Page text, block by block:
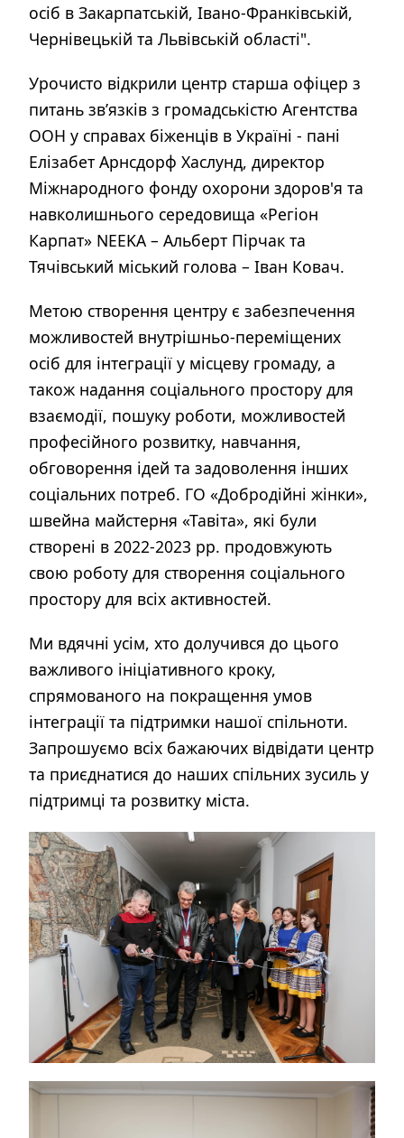
осіб в Закарпатській, Івано-Франківській,
Чернівецькій та Львівській області".
Урочисто відкрили центр старша офіцер з
питань зв’язків з громадськістю Агентства
ООН у справах біженців в Україні - пані
Елізабет Арнсдорф Хаслунд, директор
Міжнародного фонду охорони здоров'я та
навколишнього середовища «Регіон
Карпат» NEEKA – Альберт Пірчак та
Тячівський міський голова – Іван Ковач.
Метою створення центру є забезпечення
можливостей внутрішньо-переміщених
осіб для інтеграції у місцеву громаду, а
також надання соціального простору для
взаємодії, пошуку роботи, можливостей
професійного розвитку, навчання,
обговорення ідей та задоволення інших
соціальних потреб. ГО «Добродійні жінки»,
швейна майстерня «Тавіта», які були
створені в 2022-2023 рр. продовжують
свою роботу для створення соціального
простору для всіх активностей.
Ми вдячні усім, хто долучився до цього
важливого ініціативного кроку,
спрямованого на покращення умов
інтеграції та підтримки нашої спільноти.
Запрошуємо всіх бажаючих відвідати центр
та приєднатися до наших спільних зусиль у
підтримці та розвитку міста.